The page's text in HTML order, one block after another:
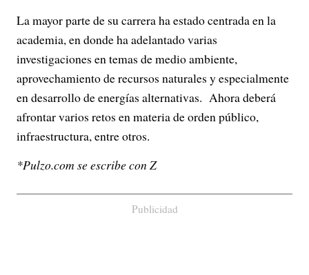
La mayor parte de su carrera ha estado centrada en la
academia, en donde ha adelantado varias
investigaciones en temas de medio ambiente,
aprovechamiento de recursos naturales y especialmente
en desarrollo de energías alternativas. Ahora deberá
afrontar varios retos en materia de orden público,
infraestructura, entre otros.
*Pulzo.com se escribe con Z
Publicidad